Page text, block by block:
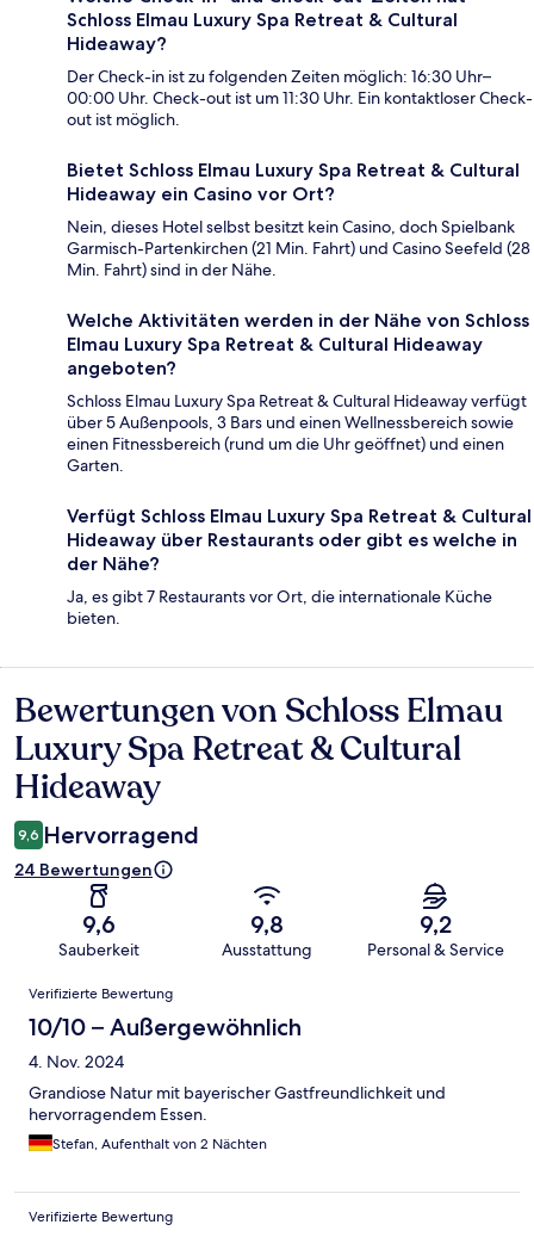
Schloss Elmau Luxury Spa Retreat & Cultural
Hideaway?
Der Check-in ist zu folgenden Zeiten möglich: 16:30 Uhr–
00:00 Uhr. Check-out ist um 11:30 Uhr. Ein kontaktloser Check-
out ist möglich.
Bietet Schloss Elmau Luxury Spa Retreat & Cultural
Hideaway ein Casino vor Ort?
Nein, dieses Hotel selbst besitzt kein Casino, doch Spielbank
Garmisch-Partenkirchen (21 Min. Fahrt) und Casino Seefeld (28
Min. Fahrt) sind in der Nähe.
Welche Aktivitäten werden in der Nähe von Schloss
Elmau Luxury Spa Retreat & Cultural Hideaway
angeboten?
Schloss Elmau Luxury Spa Retreat & Cultural Hideaway verfügt
über 5 Außenpools, 3 Bars und einen Wellnessbereich sowie
einen Fitnessbereich (rund um die Uhr geöffnet) und einen
Garten.
Verfügt Schloss Elmau Luxury Spa Retreat & Cultural
Hideaway über Restaurants oder gibt es welche in
der Nähe?
Ja, es gibt 7 Restaurants vor Ort, die internationale Küche
bieten.
Bewertungen
Bewertungen von Schloss Elmau
Luxury Spa Retreat & Cultural
Hideaway
9,6 Hervorragend
24 Bewertungen
9,6
Sauberkeit
9,8
Ausstattung
9,2
Personal & Service
Bewertungen
Verifizierte Bewertung
10/10 – Außergewöhnlich
4. Nov. 2024
Grandiose Natur mit bayerischer Gastfreundlichkeit und
hervorragendem Essen.
Stefan, Aufenthalt von 2 Nächten
Verifizierte Bewertung